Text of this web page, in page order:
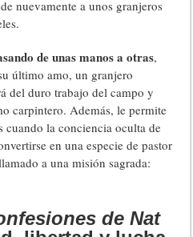
nuevamente a unos granjeros
de unas manos a otras,
último amo, un granjero
del duro trabajo del campo y
carpintero. Además, le permite
cuando la conciencia oculta de
en una especie de pastor
a una misión sagrada:
de Nat